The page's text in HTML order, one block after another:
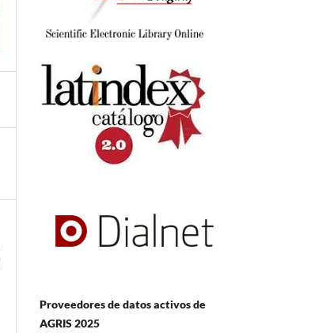
Proveedores de datos activos de
AGRIS 2025